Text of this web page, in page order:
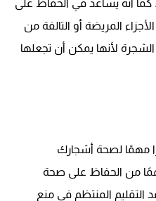
كما أنه يساعد في الحفاظ على
المريضة أو التالفة من
لأنها يمكن أن تجعلها
مهمًا لصحة أشجارك
من الحفاظ على صحة
التقليم المنتظم في منع